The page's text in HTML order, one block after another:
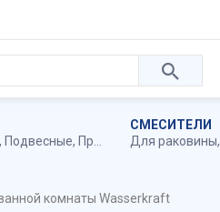
, Подвесные, Приставные
СМЕСИТЕЛИ
Для раковины,
комнаты Wasserkraft